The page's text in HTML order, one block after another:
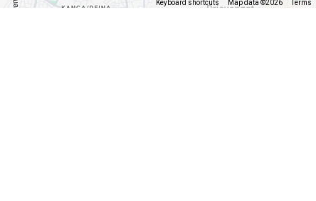
Keyboard shortcuts Map data ©2026 Terms